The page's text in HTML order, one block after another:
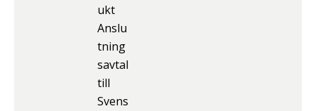
ukt
Anslu
tning
savtal
till
Svens